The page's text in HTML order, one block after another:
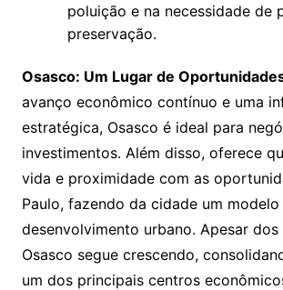
poluição e na necessidade de
preservação.
Osasco: Um Lugar de
avanço econômico contínuo e uma
estratégica, Osasco é ideal para
investimentos. Além disso, oferece
vida e proximidade com as
Paulo, fazendo da cidade um modelo
desenvolvimento urbano. Apesar dos
Osasco segue crescendo,
um dos principais centros